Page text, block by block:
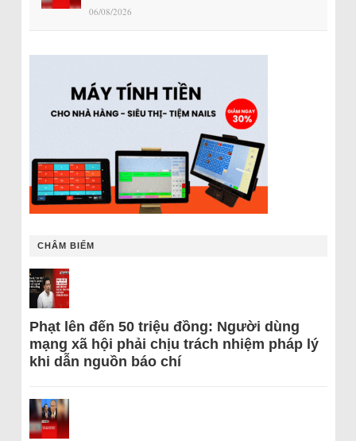
06/08/2026
CHÂM BIẾM
Phạt lên đến 50 triệu đồng: Người dùng
mạng xã hội phải chịu trách nhiệm pháp lý
khi dẫn nguồn báo chí